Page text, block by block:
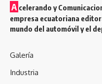
A celerando y
empresa ecuatoriana
mundo del automóvil y el
Galería
Industria